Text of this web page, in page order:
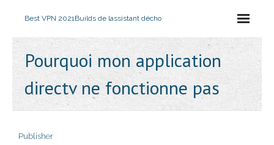
Best VPN 2021Builds de lassistant décho
Pourquoi mon application
directv ne fonctionne pas
Publisher